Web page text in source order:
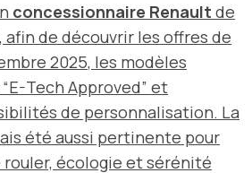
concessionnaire Renault de
de découvrir les offres de
2025, les modèles
Tech Approved” et
de personnalisation. La
été aussi pertinente pour
écologie et sérénité